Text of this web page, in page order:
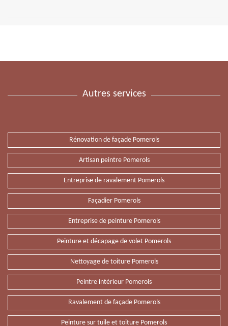
Autres services
Rénovation de façade Pomerols
Artisan peintre Pomerols
Entreprise de ravalement Pomerols
Façadier Pomerols
Entreprise de peinture Pomerols
Peinture et décapage de volet Pomerols
Nettoyage de toiture Pomerols
Peintre intérieur Pomerols
Ravalement de façade Pomerols
Peinture sur tuile et toiture Pomerols